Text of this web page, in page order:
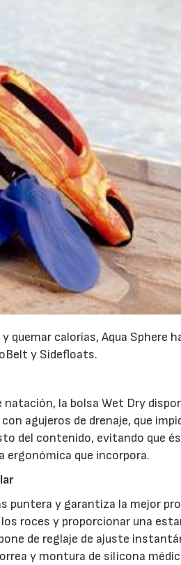
calorías, Aqua Sphere
y Sidefloats.
la bolsa Wet Dry
agujeros de drenaje, que
del contenido, evitando que
ergonómica que incorpora.
puntera y garantiza la mejor
roces y proporcionar una
de reglaje de ajuste
y montura de silicona